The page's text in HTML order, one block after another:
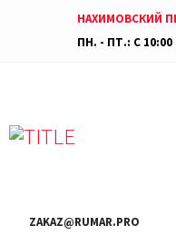
НАХИМОВСКИЙ
ПН. - ПТ.: С
ZAKAZ@RUMAR.PRO